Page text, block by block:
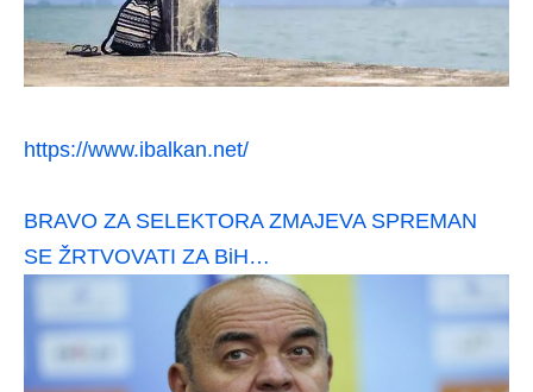
https://www.ibalkan.net/
BRAVO ZA SELEKTORA ZMAJEVA SPREMAN
SE ŽRTVOVATI ZA BiH…